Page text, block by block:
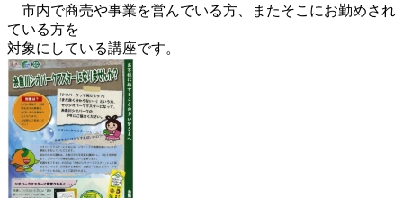
市内で商売や事業を営んでいる方、またそこにお勤めされ
ている方を
対象にしている講座です。